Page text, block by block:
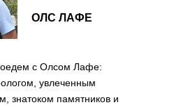
с Олсом Лафе:
увлеченным
знатоком памятников и
ОЛС ЛАФЕ